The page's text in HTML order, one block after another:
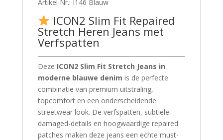
Artikel Nr.: I146 Blauw
ICON2 Slim Fit Repaired
Stretch Heren Jeans met
Verfspatten
Deze ICON2 Slim Fit Stretch Jeans in
moderne blauwe denim is de perfecte
combinatie van premium uitstraling,
topcomfort en een onderscheidende
streetwear look. De verfspatten, subtiele
damaged-details en hoogwaardige repaired
patches maken deze jeans een echte must-